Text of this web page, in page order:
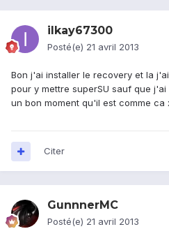
ilkay67300
Posté(e) 21 avril 2013
Bon j'ai installer le recovery et la
pour y mettre superSU sauf que
un bon moment qu'il est comme ca
Citer
GunnnerMC
Posté(e) 21 avril 2013